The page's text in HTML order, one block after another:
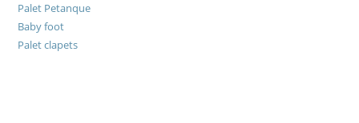
Palet Petanque
Baby foot
Palet clapets